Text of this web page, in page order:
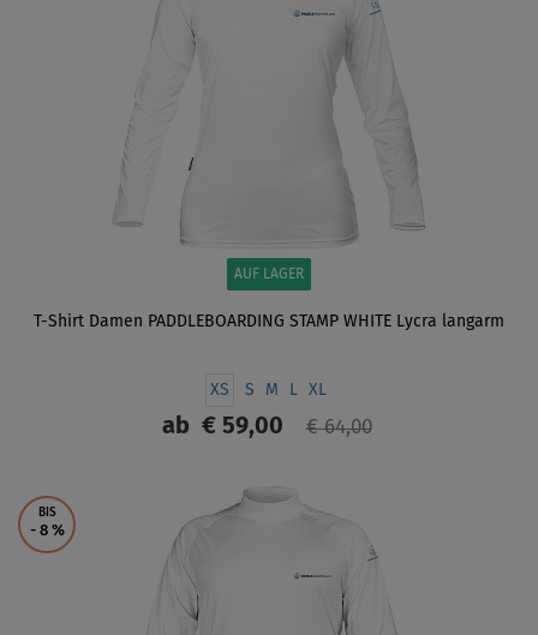
AUF LAGER
T-Shirt Damen PADDLEBOARDING STAMP WHITE Lycra langarm
XS S M L XL
ab€ 59,00 € 64,00
ANZEIGEN
BIS
- 8 %